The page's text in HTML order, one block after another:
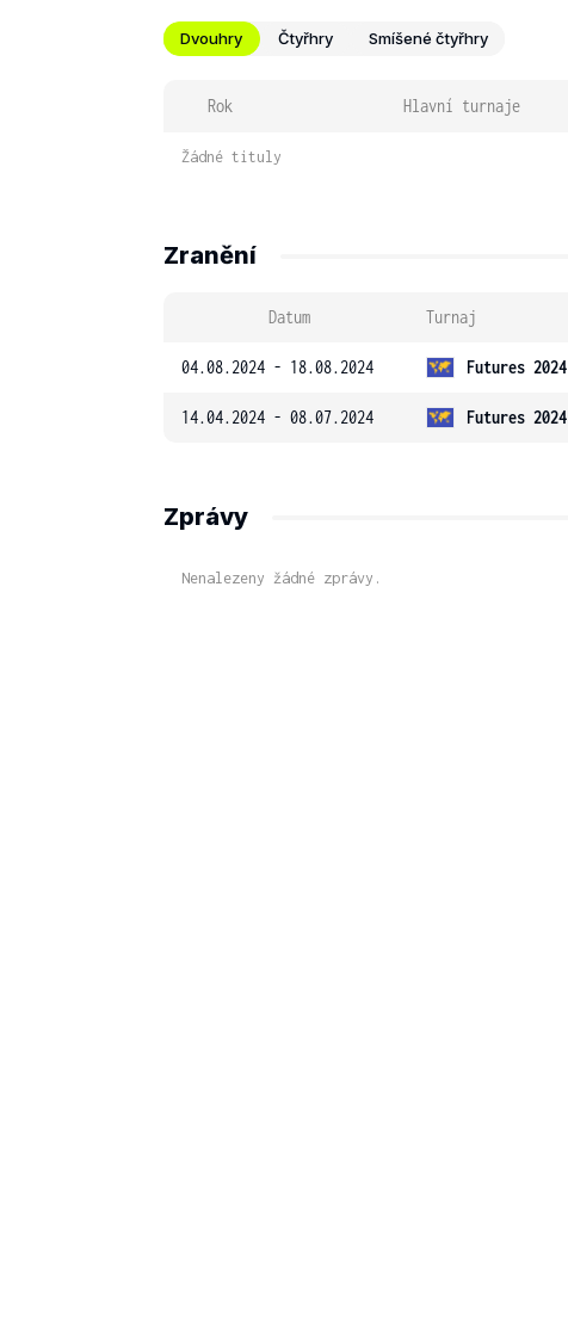
Dvouhry Čtyřhry Smíšené čtyřhry
Rok Hlavní turnaje
Žádné tituly
Zranění
Datum Turnaj
04.08.2024 - 18.08.2024 Futures 2024
14.04.2024 - 08.07.2024 Futures 2024
Zprávy
Nenalezeny žádné zprávy.